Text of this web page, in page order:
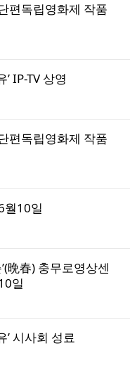
편독립영화제 작품
IP-TV 상영
편독립영화제 작품
월10일
晩春) 충무로영상센
일
’ 시사회 성료